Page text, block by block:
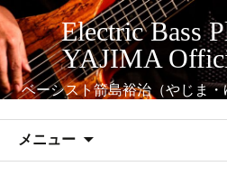
コ
ン
テ
ン
ツ
へ
Electric Bass
YAJIMA
ベーシスト箭島裕治（やじま
メニュー